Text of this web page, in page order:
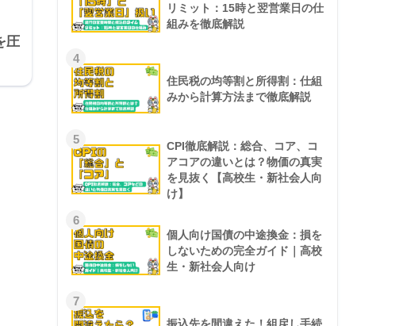
圧
リミット：15時と翌営業日の仕
組みを徹底解説
4
住民税の均等割と所得割：仕組
みから計算方法まで徹底解説
5
CPI徹底解説：総合、コア、コ
アコアの違いとは？物価の真実
を見抜く【高校生・新社会人向
け】
6
個人向け国債の中途換金：損を
しないための完全ガイド｜高校
生・新社会人向け
7